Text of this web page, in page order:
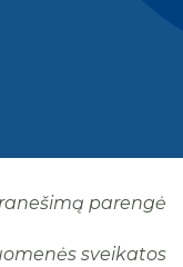
parengė
sveikatos